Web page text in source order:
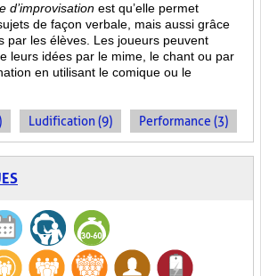
d’improvisation est qu’elle permet
de façon verbale, mais aussi grâce
par les élèves. Les joueurs peuvent
leurs idées par le mime, le chant ou par
en utilisant le comique ou le
Ludification (9) Performance (3)